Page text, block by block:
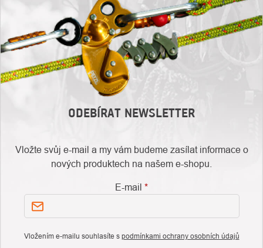
ODEBÍRAT NEWSLETTER
Vložte svůj e-mail a my vám budeme zasílat informace o
nových produktech na našem e-shopu.
E-mail
Vložením e-mailu souhlasíte s podmínkami ochrany osobních údajů